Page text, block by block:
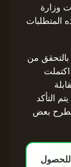
وزارة
المتطلبات
بالتحقق من
التأكد
بعض
للحصول